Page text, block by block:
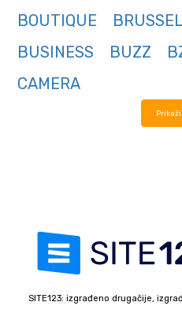
BOUTIQUE
BUSINESS
BUZZ
CAMERA
SITE123: izgrađeno drugačije,